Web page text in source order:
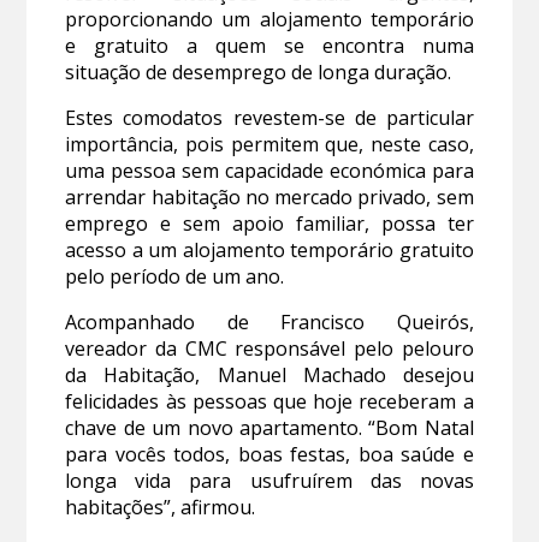
proporcionando um alojamento temporário
e gratuito a quem se encontra numa
situação de desemprego de longa duração.
Estes comodatos revestem-se de particular
importância, pois permitem que, neste caso,
uma pessoa sem capacidade económica para
arrendar habitação no mercado privado, sem
emprego e sem apoio familiar, possa ter
acesso a um alojamento temporário gratuito
pelo período de um ano.
Acompanhado de Francisco Queirós,
vereador da CMC responsável pelo pelouro
da Habitação, Manuel Machado desejou
felicidades às pessoas que hoje receberam a
chave de um novo apartamento. “Bom Natal
para vocês todos, boas festas, boa saúde e
longa vida para usufruírem das novas
habitações”, afirmou.